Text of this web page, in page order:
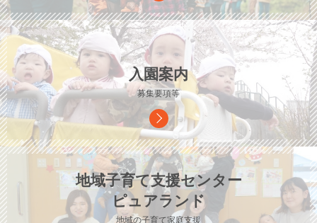
入園案内
募集要項等
地域子育て支援センター
ピュアランド
地域の子育て家庭支援